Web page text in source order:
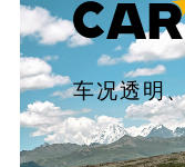
车况透明